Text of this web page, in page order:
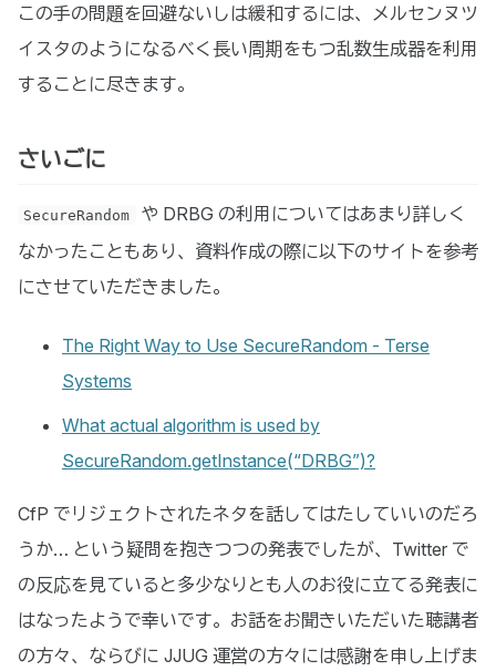
この手の問題を回避ないしは緩和するには、メルセンヌツ
イスタのようになるべく長い周期をもつ乱数生成器を利用
することに尽きます。
さいごに
SecureRandom
や DRBG の利用についてはあまり詳しく
なかったこともあり、資料作成の際に以下のサイトを参考
にさせていただきました。
The Right Way to Use SecureRandom - Terse
Systems
What actual algorithm is used by
SecureRandom.getInstance(“DRBG”)?
CfP でリジェクトされたネタを話してはたしていいのだろ
うか… という疑問を抱きつつの発表でしたが、Twitter で
の反応を見ていると多少なりとも人のお役に立てる発表に
はなったようで幸いです。お話をお聞きいただいた聴講者
の方々、ならびに JJUG 運営の方々には感謝を申し上げま